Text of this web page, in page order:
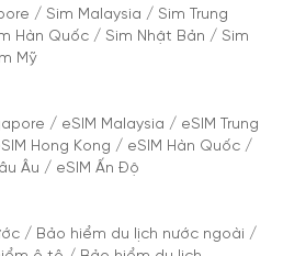
/ Sim Malaysia / Sim Trung
Hàn Quốc / Sim Nhật Bản / Sim
Mỹ
/ eSIM Malaysia / eSIM Trung
Hong Kong / eSIM Hàn Quốc /
Âu / eSIM Ấn Độ
/ Bảo hiểm du lịch nước ngoài /